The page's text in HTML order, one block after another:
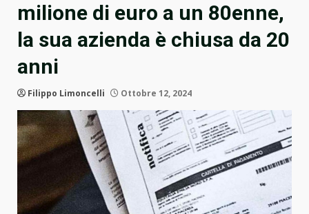
milione di euro a un 80enne,
la sua azienda è chiusa da 20
anni
Filippo Limoncelli Ottobre 12, 2024